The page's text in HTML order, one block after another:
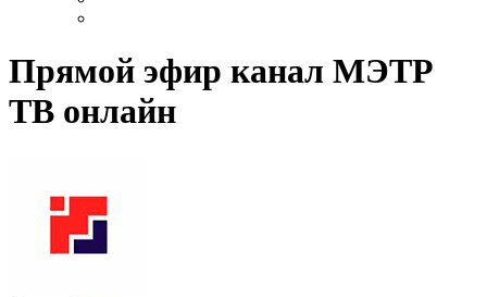
Прямой эфир канал МЭТР
ТВ онлайн